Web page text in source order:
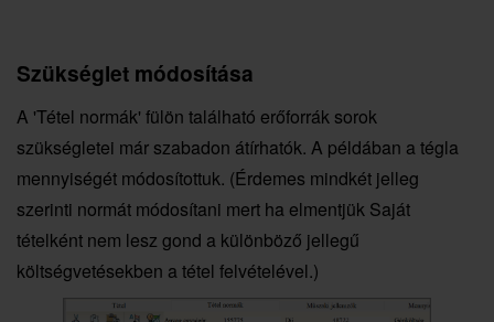
Szükséglet módosítása
A 'Tétel normák' fülön található erőforrák sorok
szükségletei már szabadon átírhatók. A példában a tégla
mennyiségét módosítottuk. (Érdemes mindkét jelleg
szerinti normát módosítani mert ha elmentjük Saját
tételként nem lesz gond a különböző jellegű
költségvetésekben a tétel felvételével.)